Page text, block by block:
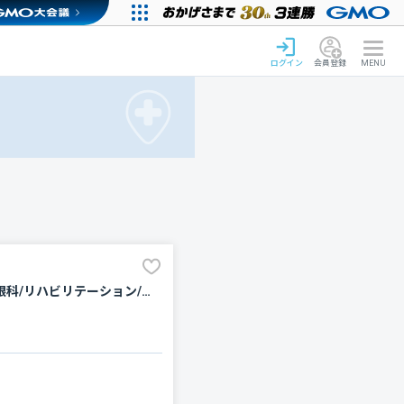
ログイン 会員登録 MENU
内科/腎臓内科・外科/緩和ケア/糖尿病内科/腫瘍内科・外科/心臓血管外科/放射線科/形成外科/婦人科/眼科/リハビリテーション/外科/乳腺外科/麻酔科/整形外科/泌尿器科/臨床検査・病理診断/脳神経外科/呼吸器内科/呼吸器外科/消化器科/循環器科